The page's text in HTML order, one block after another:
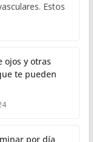
Estos
ojos y otras
te pueden
por día